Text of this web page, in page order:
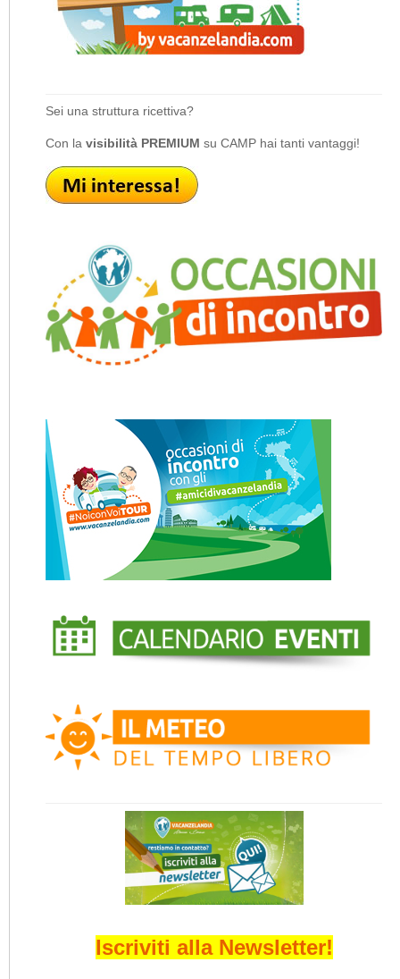
Sei una struttura ricettiva?
Con la visibilità PREMIUM su CAMP hai tanti vantaggi!
Iscriviti alla Newsletter!